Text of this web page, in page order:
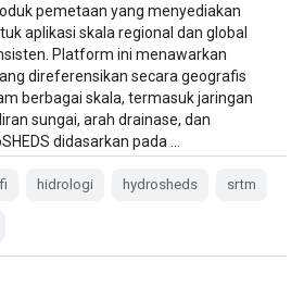
pemetaan yang menyediakan
aplikasi skala regional dan global
Platform ini menawarkan
direferensikan secara geografis
berbagai skala, termasuk jaringan
sungai, arah drainase, dan
didasarkan pada …
hidrologi hydrosheds srtm